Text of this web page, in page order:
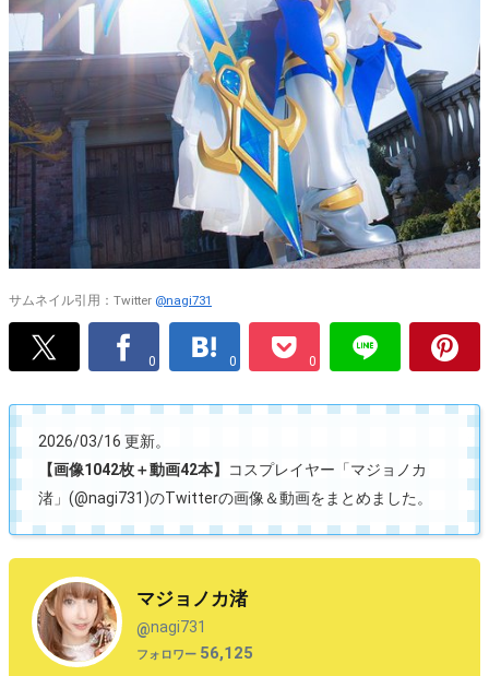
サムネイル引用：Twitter @nagi731
0 0 0
2026/03/16 更新。
【画像1042枚＋動画42本】
コスプレイヤー「マジョノカ
渚」(@nagi731)のTwitterの画像＆動画をまとめました。
マジョノカ渚
@nagi731
フォロワー 56,125